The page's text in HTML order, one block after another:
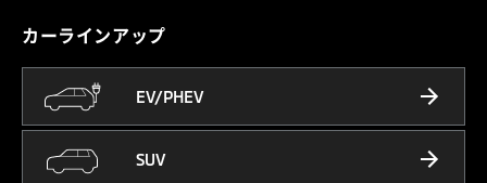
カーラインアップ
EV/PHEV
SUV